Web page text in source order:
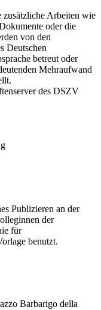
Arbeiten wie
oder die
von den
Deutschen
betreut oder
Mehraufwand
des DSZV
Publizieren an der
der
für
benutzt.
Barbarigo della